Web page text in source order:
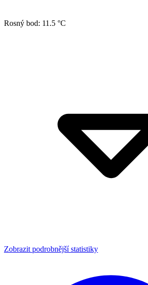
Rosný bod: 11.5 °C
Zobrazit podrobnější statistiky